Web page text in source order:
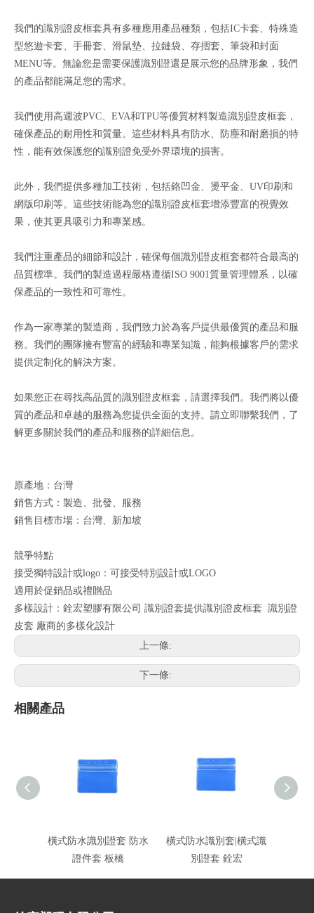
我們的識別證皮框套具有多種應用產品種類，包括IC卡套、特殊造
型悠遊卡套、手冊套、滑鼠墊、拉鏈袋、存摺套、筆袋和封面
MENU等。無論您是需要保護識別證還是展示您的品牌形象，我們
的產品都能滿足您的需求。
我們使用高週波PVC、EVA和TPU等優質材料製造識別證皮框套，
確保產品的耐用性和質量。這些材料具有防水、防塵和耐磨損的特
性，能有效保護您的識別證免受外界環境的損害。
此外，我們提供多種加工技術，包括鉻凹金、燙平金、UV印刷和
網版印刷等。這些技術能為您的識別證皮框套增添豐富的視覺效
果，使其更具吸引力和專業感。
我們注重產品的細節和設計，確保每個識別證皮框套都符合最高的
品質標準。我們的製造過程嚴格遵循ISO 9001質量管理體系，以確
保產品的一致性和可靠性。
作為一家專業的製造商，我們致力於為客戶提供最優質的產品和服
務。我們的團隊擁有豐富的經驗和專業知識，能夠根據客戶的需求
提供定制化的解決方案。
如果您正在尋找高品質的識別證皮框套，請選擇我們。我們將以優
質的產品和卓越的服務為您提供全面的支持。請立即聯繫我們，了
解更多關於我們的產品和服務的詳細信息。
原產地：台灣
銷售方式：製造、批發、服務
銷售目標市場：台灣、新加坡
競爭特點
接受獨特設計或logo：可接受特別設計或LOGO
適用於促銷品或禮贈品
多樣設計：銓宏塑膠有限公司 識別證套提供識別證皮框套 識別證
皮套 廠商的多樣化設計
上一條:
下一條:
相關產品
橫式防水識別證套 防水
證件套 板橋
橫式防水識別套|橫式識
別證套 銓宏